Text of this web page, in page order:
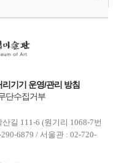
리기기 운영/관리 방침
단수집거부
길 111-6 (원기리 1068-7번
6879 / 서울관 : 02-720-